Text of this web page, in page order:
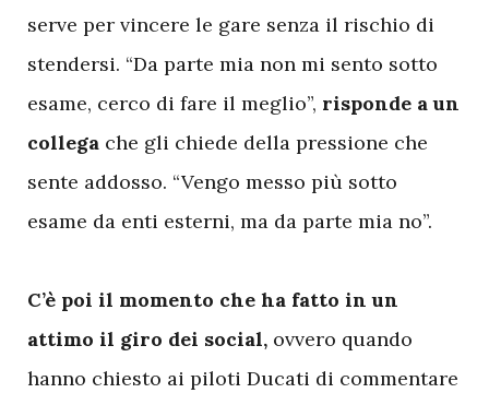
serve per vincere le gare senza il rischio di
stendersi. “Da parte mia non mi sento sotto
esame, cerco di fare il meglio”, risponde a un
collega che gli chiede della pressione che
sente addosso. “Vengo messo più sotto
esame da enti esterni, ma da parte mia no”.
C’è poi il momento che ha fatto in un
attimo il giro dei social, ovvero quando
hanno chiesto ai piloti Ducati di commentare